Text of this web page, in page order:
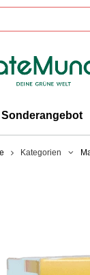
Sonderangebot
Kategorien